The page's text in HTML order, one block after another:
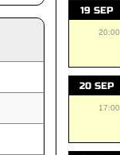
19 SEP
20:00
20 SEP
17:00